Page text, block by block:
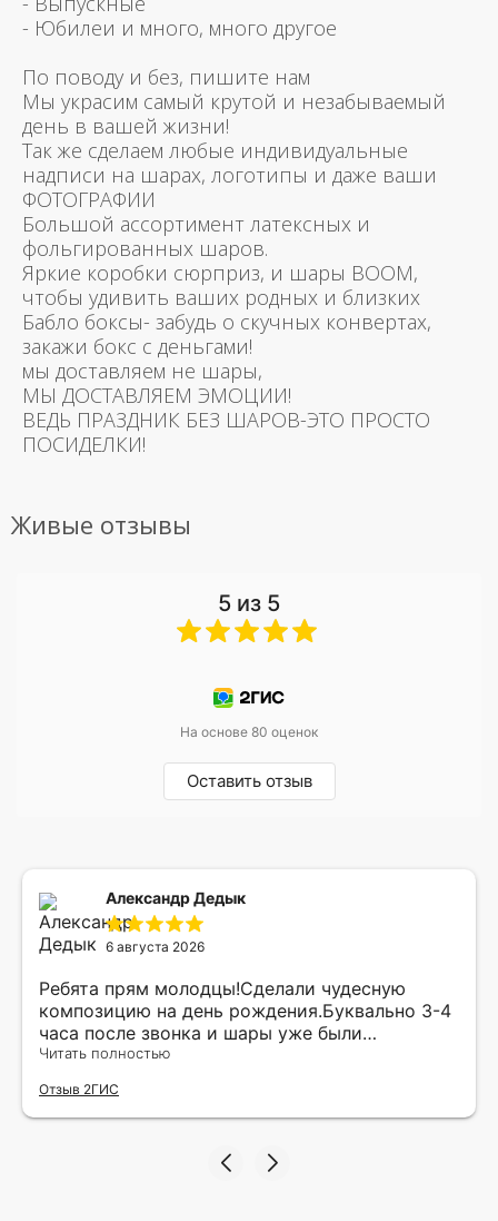
- Юбилеи и много, много другое
По поводу и без, пишите нам
Мы украсим самый крутой и незабываемый
день в вашей жизни!
Так же сделаем любые индивидуальные
надписи на шарах, логотипы и даже ваши
ФОТОГРАФИИ
Большой ассортимент латексных и
фольгированных шаров.
Яркие коробки сюрприз, и шары BOOM,
чтобы удивить ваших родных и близких
Бабло боксы- забудь о скучных конвертах,
закажи бокс с деньгами!
мы доставляем не шары,
МЫ ДОСТАВЛЯЕМ ЭМОЦИИ!
ВЕДЬ ПРАЗДНИК БЕЗ ШАРОВ-ЭТО ПРОСТО
ПОСИДЕЛКИ!
Живые отзывы
5 из 5
На основе 80 оценок
Оставить отзыв
Александр Дедык
6 августа 2026
Ребята прям молодцы!Сделали чудесную
композицию на день рождения.Буквально 3-4
часа после звонка и шары уже были
доставлены мне по адресу.Качество
рада.
Читать полностью
Отзыв 2ГИС